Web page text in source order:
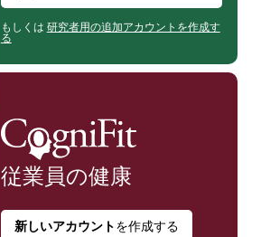
もしくは 研究者用の追加アカウントを作成す
る
従業員の健康
新しいアカウントを作成する